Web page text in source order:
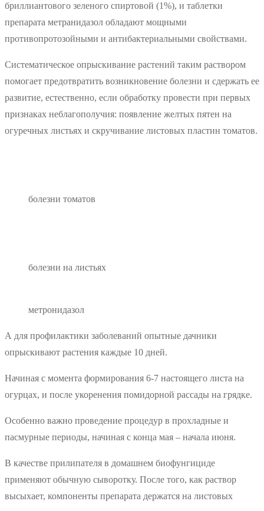
бриллиантового зеленого спиртовой (1%), и таблетки
препарата метранидазол обладают мощными
противопротозойными и антибактериальными свойствами.
Систематическое опрыскивание растений таким раствором
помогает предотвратить возникновение болезни и сдержать ее
развитие, естественно, если обработку провести при первых
признаках неблагополучия: появление желтых пятен на
огуречных листьях и скручивание листовых пластин томатов.
болезни томатов
болезни на листьях
метронидазол
А для профилактики заболеваний опытные дачники
опрыскивают растения каждые 10 дней.
Начиная с момента формирования 6-7 настоящего листа на
огурцах, и после укоренения помидорной рассады на грядке.
Особенно важно проведение процедур в прохладные и
пасмурные периоды, начиная с конца мая – начала июня.
В качестве прилипателя в домашнем биофунгициде
применяют обычную сыворотку. После того, как раствор
высыхает, компоненты препарата держатся на листовых